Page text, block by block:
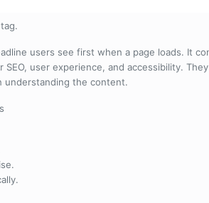
users see first when a page loads. It
SEO, user experience, and accessibility.
understanding the content.